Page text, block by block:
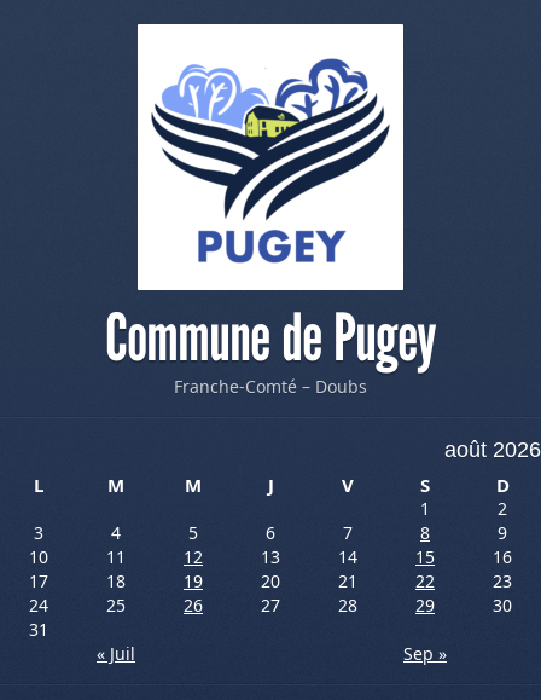
Commune de Pugey
Franche-Comté – Doubs
août 2026
L
M M J V S D
1
2
3
4 5 6 7 8
9
10
11 12 13 14 15
16
17
18 19 20 21 22
23
24
25 26 27 28 29
30
31
« Juil
Sep »